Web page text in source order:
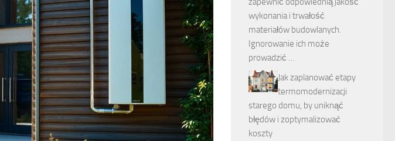
wykonania i trwałość
materiałów budowlanych.
Ignorowanie ich może
prowadzić …
Jak zaplanować etapy
termomodernizacji
starego domu, by uniknąć
błędów i zoptymalizować
koszty